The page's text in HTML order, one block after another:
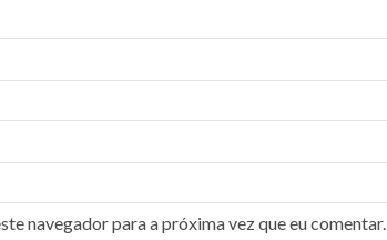
navegador para a próxima vez que eu comentar.